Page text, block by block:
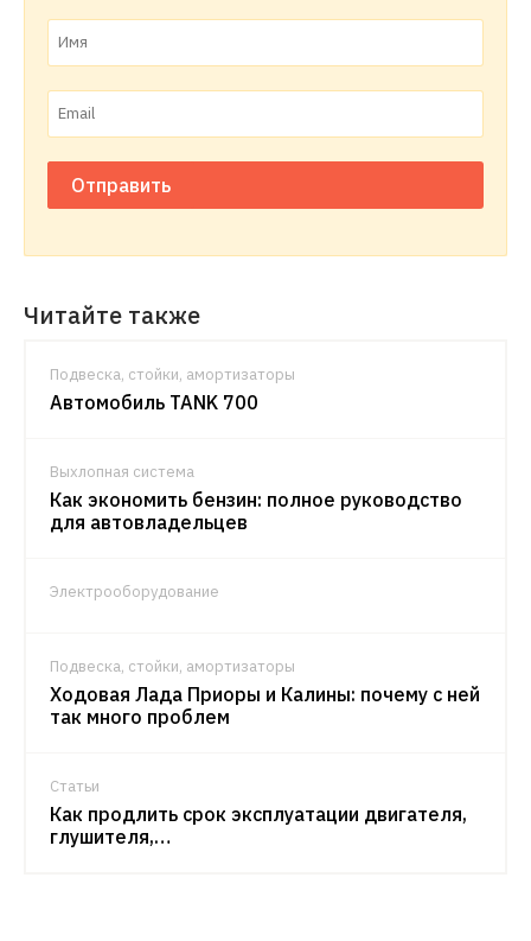
Отправить
Читайте также
Подвеска, стойки, амортизаторы
Автомобиль TANK 700
Выхлопная система
Как экономить бензин: полное руководство
для автовладельцев
Электрооборудование
Подвеска, стойки, амортизаторы
Ходовая Лада Приоры и Калины: почему с ней
так много проблем
Статьи
Как продлить срок эксплуатации двигателя,
глушителя,…